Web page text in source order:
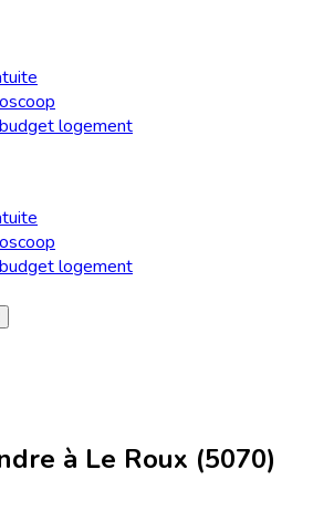
logement
logement
à Le Roux (5070)